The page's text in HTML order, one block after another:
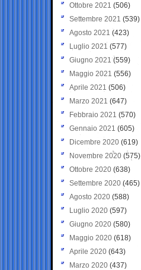
Ottobre 2021 (506)
Settembre 2021 (539)
Agosto 2021 (423)
Luglio 2021 (577)
Giugno 2021(559)
Maggio 2021 (556)
Aprile 2021 (506)
Marzo 2021 (647)
Febbraio 2021 (570)
Gennaio 2021 (605)
Dicembre 2020 (619)
Novembre 2020 (575)
Ottobre 2020 (638)
Settembre 2020(465)
Agosto 2020 (588)
Luglio 2020 (597)
Giugno 2020 (580)
Maggio 2020 (618)
Aprile 2020 (643)
Marzo 2020 (437)